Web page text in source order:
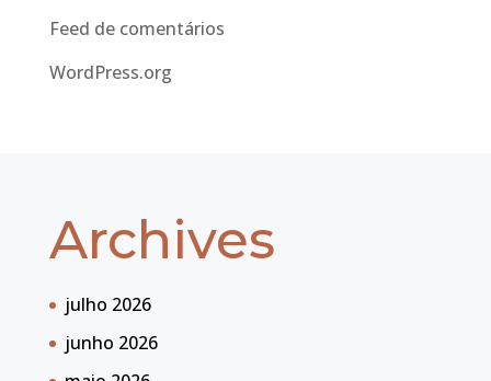
Feed de comentários
WordPress.org
Archives
julho 2026
junho 2026